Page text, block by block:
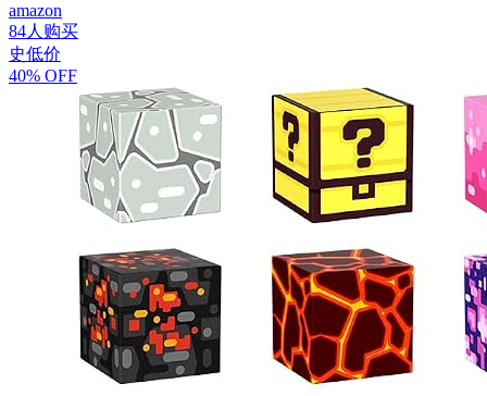
amazon
84人购买
史低价
40% OFF